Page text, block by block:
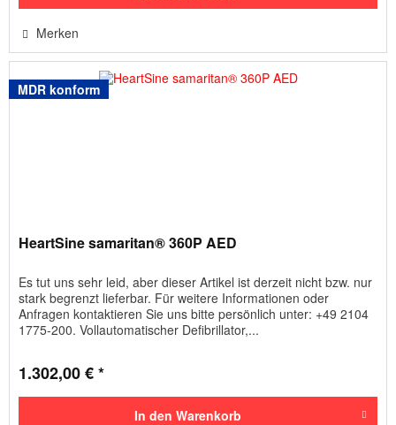
Merken
MDR konform
HeartSine samaritan® 360P AED
Es tut uns sehr leid, aber dieser Artikel ist derzeit nicht bzw. nur
stark begrenzt lieferbar. Für weitere Informationen oder
Anfragen kontaktieren Sie uns bitte persönlich unter: +49 2104
1775-200. Vollautomatischer Defibrillator,...
1.302,00 € *
In den Warenkorb